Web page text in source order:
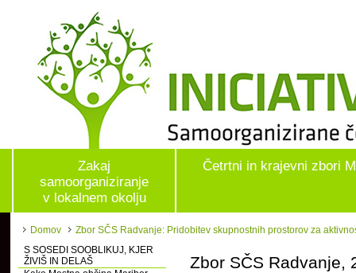
Zakaj
samoorganiziranje
v lokalnem okolju
Četrtni in krajevni zbori
Domov
Zbor SČS Radvanje: Pridobitev skupnostnih prostorov za
S SOSEDI SOOBLIKUJ, KJER
ŽIVIŠ IN DELAŠ
Zbor SČS Radvanje,